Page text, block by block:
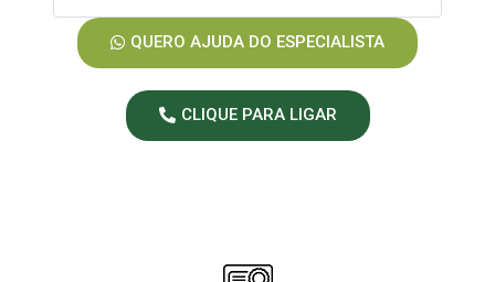
QUERO AJUDA DO ESPECIALISTA
CLIQUE PARA LIGAR